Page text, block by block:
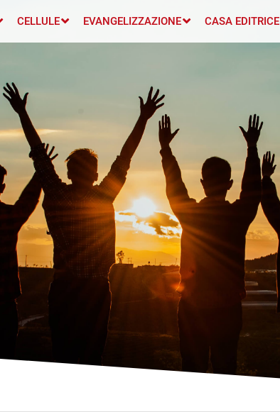
CELLULE EVANGELIZZAZIONE CASA EDITRICE